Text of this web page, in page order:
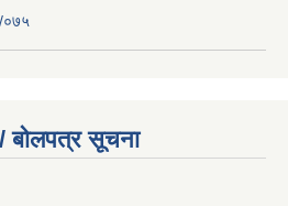
०७५
बोलपत्र सूचना